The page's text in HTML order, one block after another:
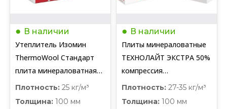
В наличии
Утеплитель Изомин
ThermoWool Стандарт
плита минераловатная
1200х600х100 (0,288 м³)
Плотность: 25 кг/м³
Толщина: 100 мм
В наличии
Плиты минераловатные
ТЕХНОЛАЙТ ЭКСТРА 50%
компрессия
1200*600*100 мм/ 0.432
м³
Плотность: 27-35 кг/м³
Толщина: 100 мм